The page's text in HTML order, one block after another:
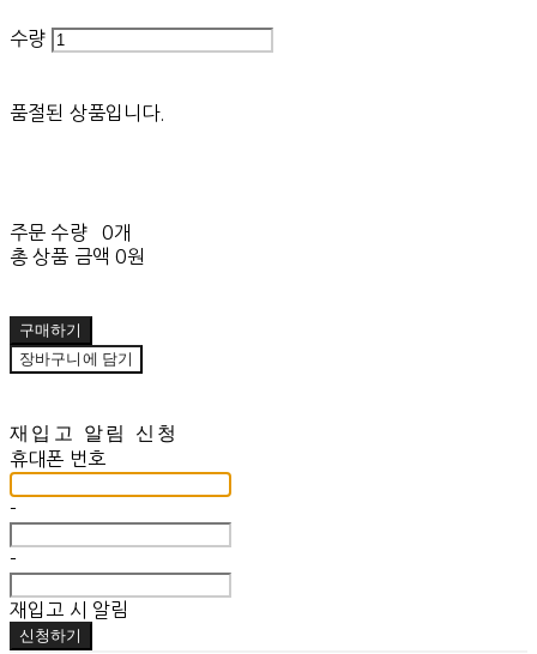
수량
품절된 상품입니다.
주문 수량
0개
총 상품 금액 0원
구매하기
장바구니에 담기
재입고 알림 신청
휴대폰 번호
-
-
재입고 시 알림
신청하기